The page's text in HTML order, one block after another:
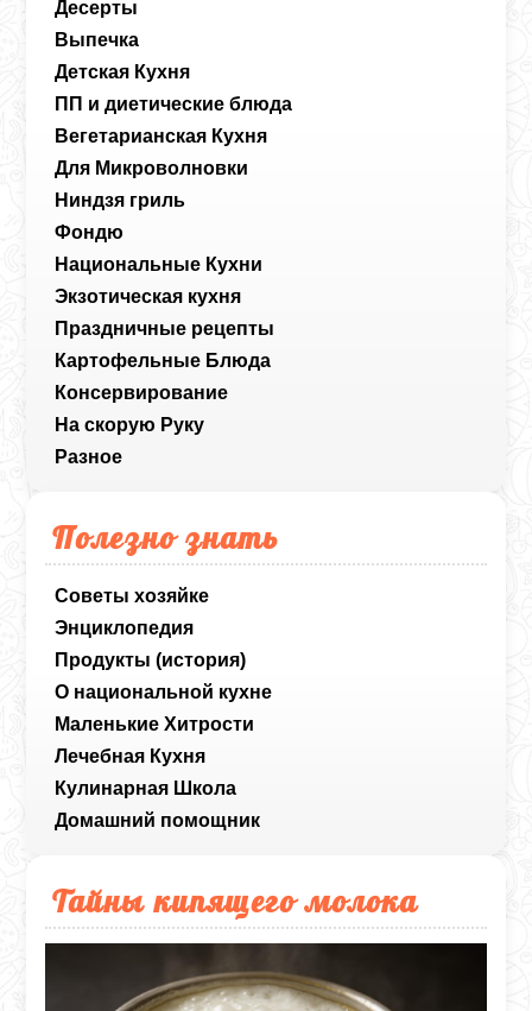
Десерты
Выпечка
Детская Кухня
ПП и диетические блюда
Вегетарианская Кухня
Для Микроволновки
Ниндзя гриль
Фондю
Национальные Кухни
Экзотическая кухня
Праздничные рецепты
Картофельные Блюда
Консервирование
На скорую Руку
Разное
Полезно знать
Советы хозяйке
Энциклопедия
Продукты (история)
О национальной кухне
Маленькие Хитрости
Лечебная Кухня
Кулинарная Школа
Домашний помощник
Тайны кипящего молока